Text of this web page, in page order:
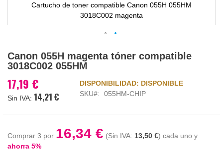
Cartucho de toner compatible Canon 055H 055HM
3018C002 magenta
al
comienzo
la
galería
Canon 055H magenta tóner compatible
3018C002 055HM
17,19 €
14,21 €
DISPONIBILIDAD: DISPONIBLE
SKU
055HM-CHIP
Comprar 3 por 16,34 € 13,50 € cada uno y
ahorra 5%